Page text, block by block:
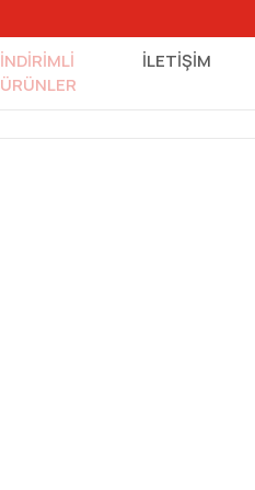
İNDİRİMLİ
ÜRÜNLER
İLETİŞİM